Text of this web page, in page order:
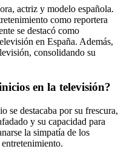
actriz y modelo española.
como reportera
se destacó como
en España. Además,
consolidando su
en la televisión?
se destacaba por su frescura,
y su capacidad para
la simpatía de los